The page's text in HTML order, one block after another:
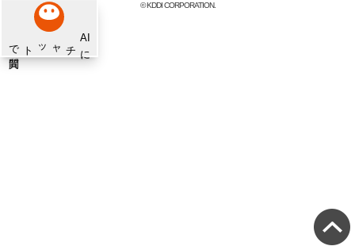
© KDDI CORPORATION.